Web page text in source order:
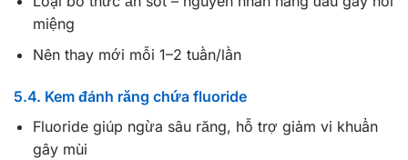
miệng
Nên thay mới mỗi 1–2 tuần/lần
5.4. Kem đánh răng chứa fluoride
Fluoride giúp ngừa sâu răng, hỗ trợ giảm vi khuẩn
gây mùi